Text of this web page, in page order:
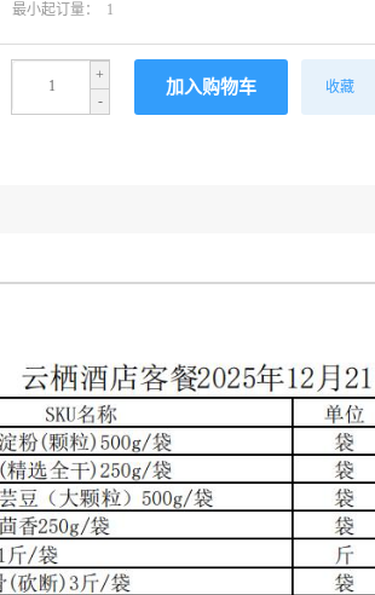
最小起订量： 1
-
+
收藏